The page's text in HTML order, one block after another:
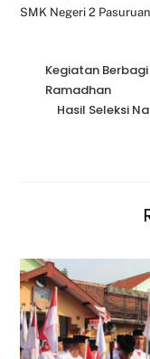
SMK Negeri 2
Kegiatan Berbagi
Ramadhan
Hasil Seleksi